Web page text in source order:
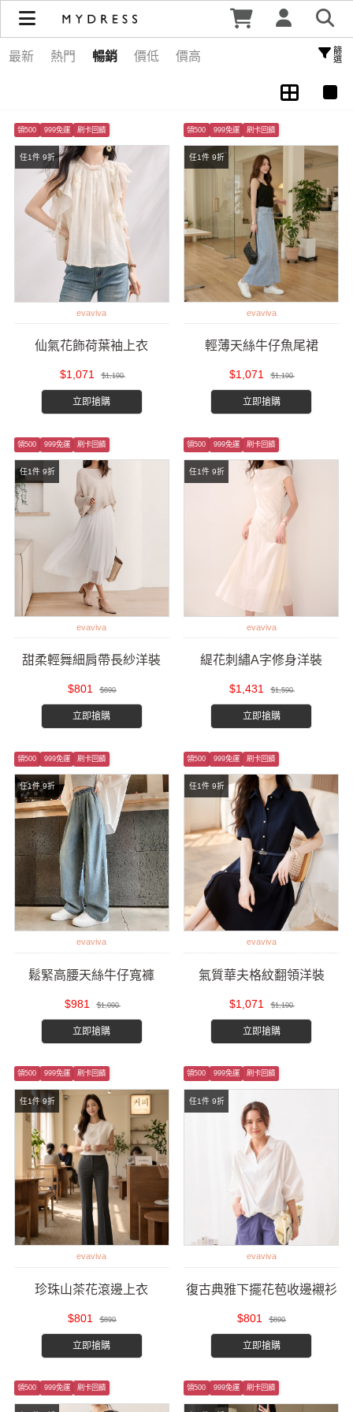
恐龍妹 林心穎 | MYDRESS 時裳韓風
最新 熱門 暢銷 價低 價高 篩選
任1件 9折
領500 999免運 刷卡回饋
evaviva
仙氣花飾荷葉袖上衣
$1,071 $1,190
立即搶購
任1件 9折
領500 999免運 刷卡回饋
evaviva
輕薄天絲牛仔魚尾裙
$1,071 $1,190
立即搶購
任1件 9折
領500 999免運 刷卡回饋
evaviva
甜柔輕舞細肩帶長紗洋裝
$801 $890
立即搶購
任1件 9折
領500 999免運 刷卡回饋
evaviva
緹花刺繡A字修身洋裝
$1,431 $1,590
立即搶購
任1件 9折
領500 999免運 刷卡回饋
evaviva
鬆緊高腰天絲牛仔寬褲
$981 $1,090
立即搶購
任1件 9折
領500 999免運 刷卡回饋
evaviva
氣質華夫格紋翻領洋裝
$1,071 $1,190
立即搶購
任1件 9折
領500 999免運 刷卡回饋
evaviva
珍珠山茶花滾邊上衣
$801 $890
立即搶購
任1件 9折
領500 999免運 刷卡回饋
evaviva
復古典雅下擺花苞收邊襯衫
$801 $890
立即搶購
領500 999免運 刷卡回饋 領500 999免運 刷卡回饋